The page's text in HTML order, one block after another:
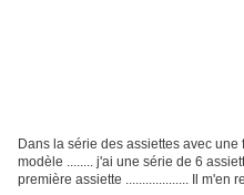
Dans la série des assiettes avec
modèle ........ j'ai une série de 6
première assiette ................... Il m'en